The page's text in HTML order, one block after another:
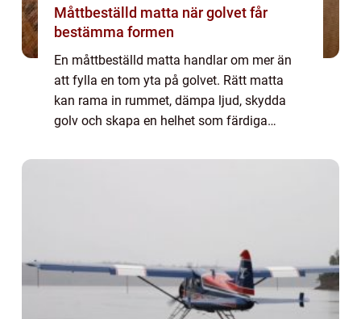
Måttbeställd matta när golvet får
bestämma formen
En måttbeställd matta handlar om mer än
att fylla en tom yta på golvet. Rätt matta
kan rama in rummet, dämpa ljud, skydda
golv och skapa en helhet som färdiga
anpassa storlek, form, kantning och material